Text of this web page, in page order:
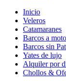
Inicio
Veleros
Catamaranes
Barcos a
Barcos sin
Yates de lujo
Alquiler por
Chollos &